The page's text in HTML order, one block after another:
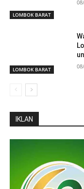
LOMBOK BARAT
LOMBOK BARAT
IKLAN